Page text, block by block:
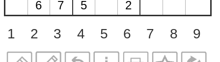
1 2 3 4 5 6 7 8 9